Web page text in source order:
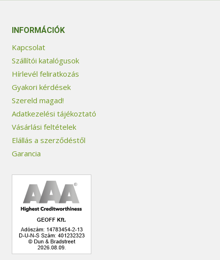
INFORMÁCIÓK
Kapcsolat
Szállítói katalógusok
Hírlevél feliratkozás
Gyakori kérdések
Szereld magad!
Adatkezelési tájékoztató
Vásárlási feltételek
Elállás a szerződéstől
Garancia